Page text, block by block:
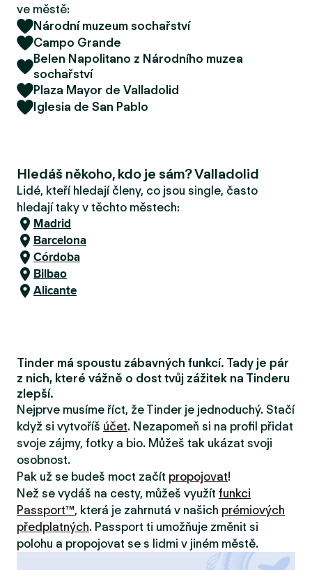
ve městě:
Národní muzeum sochařství
Campo Grande
Belen Napolitano z Národního muzea
sochařství
Plaza Mayor de Valladolid
Iglesia de San Pablo
Hledáš někoho, kdo je sám? Valladolid
Lidé, kteří hledají členy, co jsou single, často
hledají taky v těchto městech:
Madrid
Barcelona
Córdoba
Bilbao
Alicante
Tinder má spoustu zábavných funkcí. Tady je pár
z nich, které vážně o dost tvůj zážitek na Tinderu
zlepší.
Nejprve musíme říct, že Tinder je jednoduchý. Stačí
když si vytvoříš účet. Nezapomeň si na profil přidat
svoje zájmy, fotky a bio. Můžeš tak ukázat svoji
osobnost.
Pak už se budeš moct začít propojovat!
Než se vydáš na cesty, můžeš využít funkci
Passport™, která je zahrnutá v našich prémiových
předplatných. Passport ti umožňuje změnit si
polohu a propojovat se s lidmi v jiném městě.